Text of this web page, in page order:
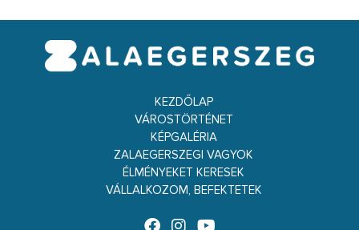
KEZDŐLAP
VÁROSTÖRTÉNET
KÉPGALÉRIA
ZALAEGERSZEGI VAGYOK
ÉLMÉNYEKET KERESEK
VÁLLALKOZOM, BEFEKTETEK